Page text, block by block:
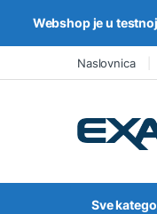
Skip to navigation
Skip to contentNaslovnica
Sve
Webshop je u